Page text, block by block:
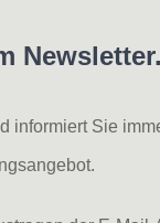
Newsletter.
informiert Sie